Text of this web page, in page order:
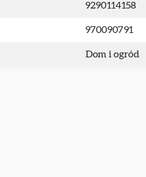
9290114158
970090791
Dom i ogród